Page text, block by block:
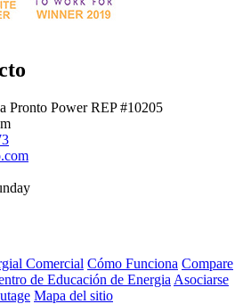
Pronto Power REP #10205
Comercial Cómo Funciona Compare
de Educación de Energia Asociarse
Mapa del sitio